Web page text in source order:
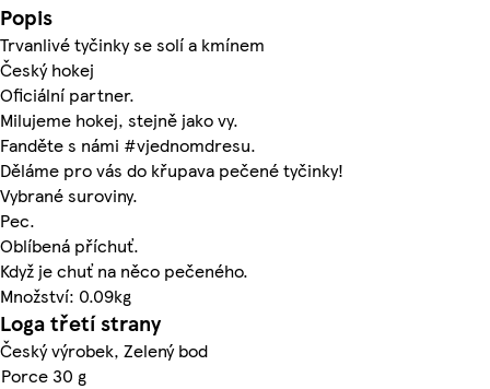
Popis
Trvanlivé tyčinky se solí a kmínem
Český hokej
Oficiální partner.
Milujeme hokej, stejně jako vy.
Fanděte s námi #vjednomdresu.
Děláme pro vás do křupava pečené tyčinky!
Vybrané suroviny.
Pec.
Oblíbená příchuť.
Když je chuť na něco pečeného.
Množství: 0.09kg
Loga třetí strany
Český výrobek, Zelený bod
Porce 30 g